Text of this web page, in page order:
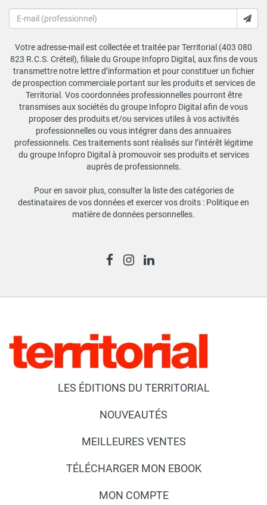
Votre adresse-mail est collectée et traitée par Territorial (403 080
823 R.C.S. Créteil), filiale du Groupe Infopro Digital, aux fins de vous
transmettre notre lettre d’information et pour constituer un fichier
de prospection commerciale portant sur les produits et services de
Territorial. Vos coordonnées professionnelles pourront être
transmises aux sociétés du groupe Infopro Digital afin de vous
proposer des produits et/ou services utiles à vos activités
professionnelles ou vous intégrer dans des annuaires
professionnels. Ces traitements sont réalisés sur l’intérêt légitime
du groupe Infopro Digital à promouvoir ses produits et services
auprès de professionnels.
Pour en savoir plus, consulter la liste des catégories de
destinataires de vos données et exercer vos droits : Politique en
matière de données personnelles.
LES ÉDITIONS DU TERRITORIAL
NOUVEAUTÉS
MEILLEURES VENTES
TÉLÉCHARGER MON EBOOK
MON COMPTE